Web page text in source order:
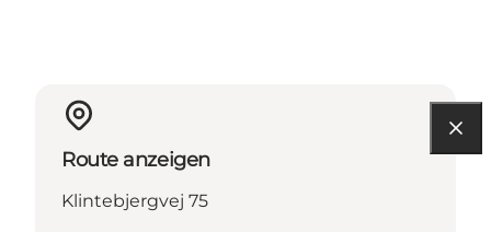
Route anzeigen
Klintebjergvej 75